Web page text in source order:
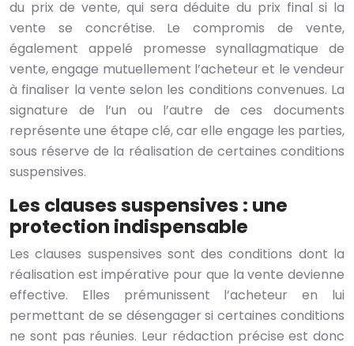
du prix de vente, qui sera déduite du prix final si la
vente se concrétise. Le compromis de vente,
également appelé promesse synallagmatique de
vente, engage mutuellement l’acheteur et le vendeur
à finaliser la vente selon les conditions convenues. La
signature de l’un ou l’autre de ces documents
représente une étape clé, car elle engage les parties,
sous réserve de la réalisation de certaines conditions
suspensives.
Les clauses suspensives : une
protection indispensable
Les clauses suspensives sont des conditions dont la
réalisation est impérative pour que la vente devienne
effective. Elles prémunissent l’acheteur en lui
permettant de se désengager si certaines conditions
ne sont pas réunies. Leur rédaction précise est donc